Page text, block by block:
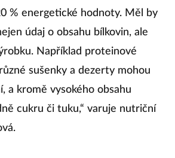
% energetické hodnoty. Měl by
údaj o obsahu bílkovin, ale
Například proteinové
sušenky a dezerty mohou
a kromě vysokého obsahu
cukru či tuku,“ varuje nutriční